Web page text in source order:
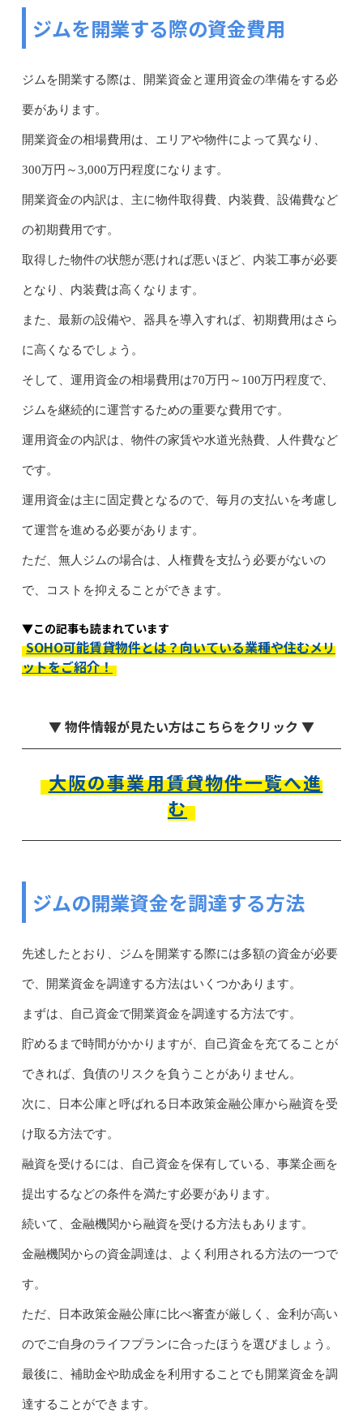
ジムを開業する際の資金費用
ジムを開業する際は、開業資金と運用資金の準備をする必
要があります。
開業資金の相場費用は、エリアや物件によって異なり、
300万円～3,000万円程度になります。
開業資金の内訳は、主に物件取得費、内装費、設備費など
の初期費用です。
取得した物件の状態が悪ければ悪いほど、内装工事が必要
となり、内装費は高くなります。
また、最新の設備や、器具を導入すれば、初期費用はさら
に高くなるでしょう。
そして、運用資金の相場費用は70万円～100万円程度で、
ジムを継続的に運営するための重要な費用です。
運用資金の内訳は、物件の家賃や水道光熱費、人件費など
です。
運用資金は主に固定費となるので、毎月の支払いを考慮し
て運営を進める必要があります。
ただ、無人ジムの場合は、人権費を支払う必要がないの
で、コストを抑えることができます。
▼この記事も読まれています
SOHO可能賃貸物件とは？向いている業種や住むメリ
ットをご紹介！
▼ 物件情報が見たい方はこちらをクリック ▼
大阪の事業用賃貸物件一覧へ進
む
ジムの開業資金を調達する方法
先述したとおり、ジムを開業する際には多額の資金が必要
で、開業資金を調達する方法はいくつかあります。
まずは、自己資金で開業資金を調達する方法です。
貯めるまで時間がかかりますが、自己資金を充てることが
できれば、負債のリスクを負うことがありません。
次に、日本公庫と呼ばれる日本政策金融公庫から融資を受
け取る方法です。
融資を受けるには、自己資金を保有している、事業企画を
提出するなどの条件を満たす必要があります。
続いて、金融機関から融資を受ける方法もあります。
金融機関からの資金調達は、よく利用される方法の一つで
す。
ただ、日本政策金融公庫に比べ審査が厳しく、金利が高い
のでご自身のライフプランに合ったほうを選びましょう。
最後に、補助金や助成金を利用することでも開業資金を調
達することができます。